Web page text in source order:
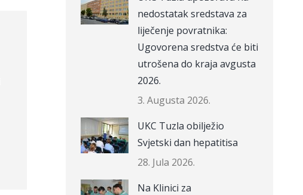
nedostatak sredstava za
liječenje povratnika:
Ugovorena sredstva će biti
utrošena do kraja avgusta
2026.
3. Augusta 2026.
UKC Tuzla obilježio
Svjetski dan hepatitisa
28. Jula 2026.
Na Klinici za